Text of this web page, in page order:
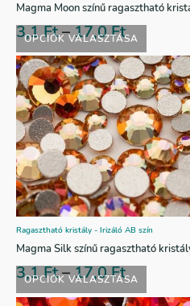
OPCIÓK VÁLASZTÁSA
Magma Moon színű ragasztható
3,1Ft–17,0Ft
OPCIÓK VÁLASZTÁSA
Ragasztható kristály - Irizáló AB szín
Magma Silk színű ragasztható
3,1Ft–17,0Ft